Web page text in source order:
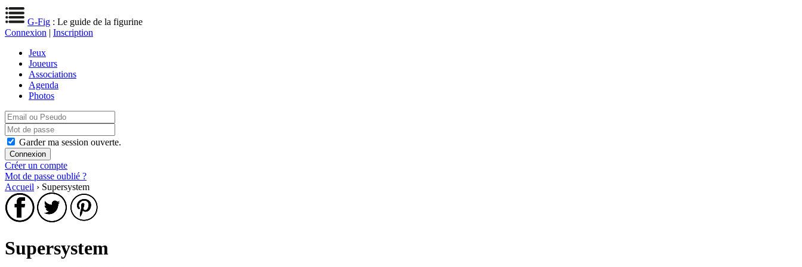
G-Fig : Le guide de la figurine
Connexion | Inscription
Jeux
Joueurs
Associations
Agenda
Photos
Garder ma session ouverte.
Créer un compte
Mot de passe oublié ?
Accueil › Supersystem
Supersystem